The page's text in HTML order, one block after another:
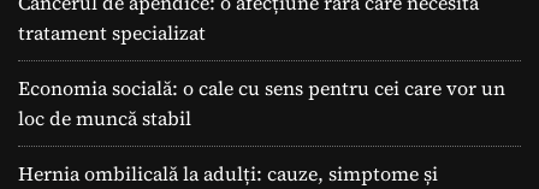
tratament specializat
Economia socială: o cale cu sens pentru cei care vor un
loc de muncă stabil
Hernia ombilicală la adulți: cauze, simptome și